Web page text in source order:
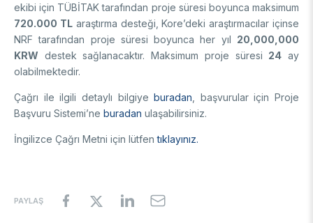
Uluslararası Burslar
AR-GE FAALİYETLERİMİZ
MAM
Enerji Teknolojileri
İklim ve Yaşam Bilimleri
Malzeme ve Proses Teknolojileri
Bilişim Teknolojileri Enstitüsü (BTE)
Ulusal Elektronik ve Kriptoloji Araştırma Enstitüsü (UEKAE)
İleri Teknolojiler Araştırma Enstitüsü (İLTAREN)
AR-GE Birimleri
Raylı Ulaşım Teknolojileri Enstitüsü (RUTE)
Temel Bilimler Araştırma Enstitüsü (TBAE)
Ulusal Akademik Ağ ve Bilgi Merkezi (ULAKBİM)
Haber Arşivi
ekibi için TÜBİTAK tarafından proje süresi boyunca maksimum
720.000 TLaraştırma desteği, Kore’deki araştırmacılar içinse
NRF tarafından proje süresi boyunca her yıl 20,000,000
KRW destek sağlanacaktır. Maksimum proje süresi 24 ay
olabilmektedir.
Çağrı ile ilgili detaylı bilgiyeburadan , başvurular için Proje
Başvuru Sistemi’ne buradan ulaşabilirsiniz.
İngilizce Çağrı Metni için lütfentıklayınız.
PAYLAŞ